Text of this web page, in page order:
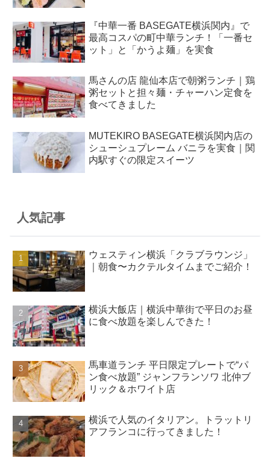
『中華一番 BASEGATE横浜関内』で
最高コスパの町中華ランチ！「一番セ
ット」と「かうよ麺」を実食
馬さんの店 龍仙本店で朝粥ランチ｜鶏
粥セットと担々麺・チャーハン定食を
食べてきました
MUTEKIRO BASEGATE横浜関内店の
シューシュプレーム バニラを実食｜関
内駅すぐの限定スイーツ
人気記事
ウェスティン横浜「クラブラウンジ」
｜朝食〜カクテルタイムまでご紹介！
横浜大飯店｜横浜中華街で平日のお昼
に食べ放題を楽しんできた！
馬車道ランチ 平日限定プレートで“パ
ン食べ放題” ジャンフランソワ 北仲ブ
リック＆ホワイト店
横浜で人気のイタリアン。トラットリ
アフランコに行ってきました！